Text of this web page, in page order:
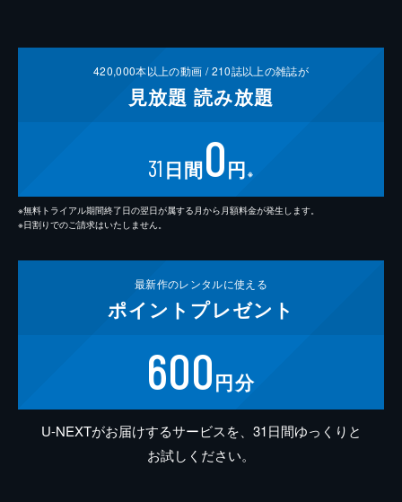
420,000本以上の動画 /210誌以上の雑誌が
見放題 読み放題
31 日間0円 ※
※無料トライアル期間終了日の翌日が属する月から月額料金が発生します。
※日割りでのご請求はいたしません。
最新作のレンタルに使える
ポイント プレゼント
600円分
U-NEXTがお届けするサービスを、31日間ゆっくりと
お試しください。